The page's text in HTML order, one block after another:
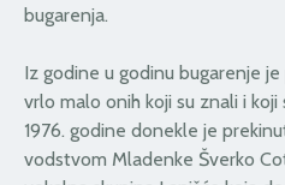
bugarenja.
Iz godine u godinu bugarenje
vrlo malo onih koji su znali i koji
1976. godine donekle je
vodstvom Mladenke Šverko